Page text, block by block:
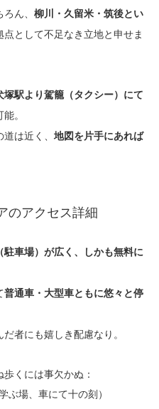
ん、 柳川・久留米・筑後とい
点として不足なき立地と申せま
塚駅より駕籠（タクシー）にて
。
は近く、 地図を片手にあれば
のアクセス詳細
駐車場）が広く、しかも無料に
普通車・大型車ともに悠々と停
者にも嬉しき配慮なり。
くには事欠かぬ：
ぶ場、車にて十の刻）